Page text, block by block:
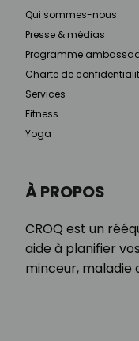
À PROPOS
CROQ est un
aide à planifier
minceur, maladie
Qui sommes-nous
Presse & médias
Programme
Charte de
Services
Fitness
Yoga